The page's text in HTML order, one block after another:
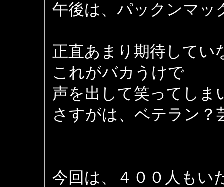
午後は、パックンマッ
正直あまり期待してい
これがバカうけで
声を出して笑ってしま
さすがは、ベテラン？
今回は、４００人もい